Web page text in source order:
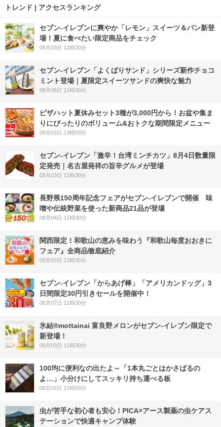
トレンド | アクセスランキング
セブン‐イレブンに爽やか「レモン」スイーツ＆パン新登
場！夏に食べたい限定商品をチェック
08月03日 11時30分
セブン‐イレブン「よくばりサンド」シリーズ新作チョコ
ミント登場｜夏限定スイーツサンドの爽快な魅力
08月06日 11時30分
ピザハット夏休みセット3種が3,000円から！お盆や集ま
りにぴったりのボリューム&おトクな期間限定メニュー
08月03日 13時00分
セブン-イレブン「激辛！台湾ミンチカツ」8月4日数量限
定発売｜名古屋発祥の旨辛グルメが登場
08月03日 11時30分
長野県150周年記念フェアがセブン-イレブンで開催 味
噌や伝統野菜を使った新商品21品が登場
08月04日 11時30分
関西限定！和歌山の恵みを味わう『和歌山毎度おおきに
フェア』全商品徹底紹介
08月03日 11時30分
セブン‐イレブン「からあげ棒」「アメリカンドッグ」3
日間限定30円引きセールを開催中！
08月07日 11時30分
氷結®mottainai 富良野メロンがセブン‐イレブン限定で
新登場！
08月03日 11時30分
100均に便利なの出たよ～「1本丸ごとはかさばるの
よ…」小分けにしてスッキリ持ち運べる板
08月02日 11時00分
虫が苦手な初心者も安心！PICA×アース製薬の虫ケアス
テーションで快適キャンプ体験